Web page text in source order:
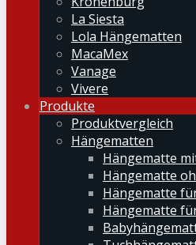
La Siesta
Lola Hängematten
MacaMex
Vanage
Vivere
Produkte
Produktvergleich
Hängematten
Hängematte
Hängematte
Hängematte
Hängematte